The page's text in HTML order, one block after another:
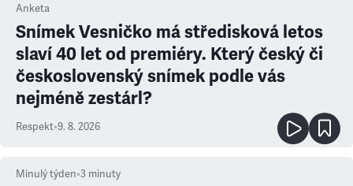
Anketa
Snímek Vesničko má středisková letos
slaví 40 let od premiéry. Který český či
československý snímek podle vás
nejméně zestárl?
Respekt•9. 8. 2026
Minulý týden•3 minuty